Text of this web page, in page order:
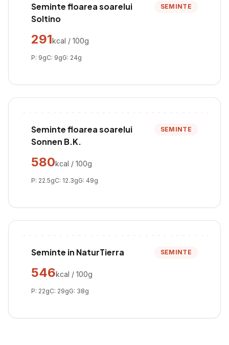
Seminte floarea soarelui
Soltino
SEMINTE
291kcal / 100g
P: 9gC: 9gG: 24g
Seminte floarea soarelui
Sonnen B.K.
SEMINTE
580kcal / 100g
P: 22.5gC: 12.3gG: 49g
Seminte in NaturTierra SEMINTE
546kcal / 100g
P: 22gC: 29gG: 38g